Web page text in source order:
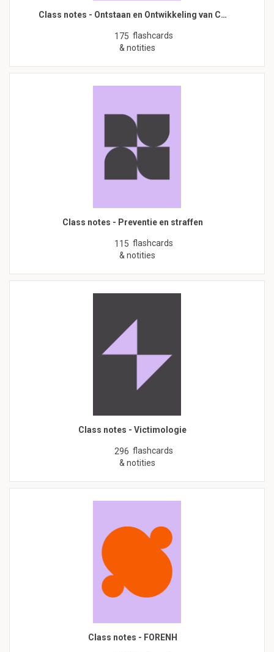
Class notes - Ontstaan en Ontwikkeling van C…
175 flashcards
& notities
Class notes - Preventie en straffen
115 flashcards
& notities
Class notes - Victimologie
296 flashcards
& notities
Class notes - FORENH